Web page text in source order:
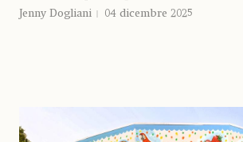
Jenny Dogliani
04 dicembre 2025